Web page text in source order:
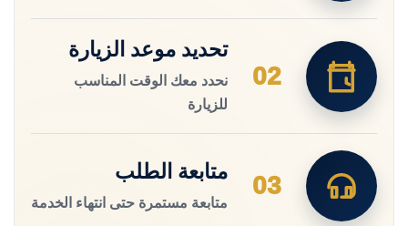
02
تحديد موعد الزيارة
نحدد معك الوقت المناسب
للزيارة
03
متابعة الطلب
متابعة مستمرة حتى انتهاء الخدمة